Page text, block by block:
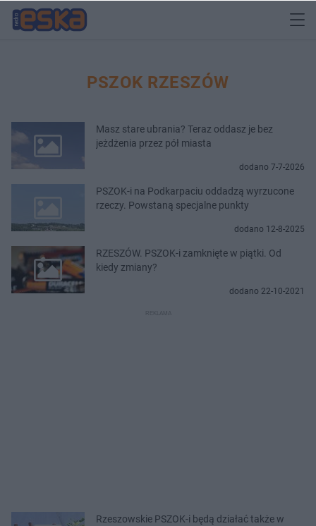
PSZOK RZESZÓW
Masz stare ubrania? Teraz oddasz je bez
jeżdżenia przez pół miasta
dodano 7-7-2026
PSZOK-i na Podkarpaciu oddadzą wyrzucone
rzeczy. Powstaną specjalne punkty
dodano 12-8-2025
RZESZÓW. PSZOK-i zamknięte w piątki. Od
kiedy zmiany?
dodano 22-10-2021
Rzeszowskie PSZOK-i będą działać także w